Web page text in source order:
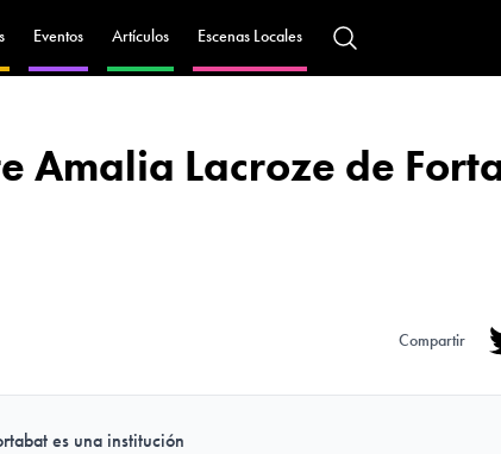
Eventos Artículos Escenas Locales
Amalia Lacroze de
Compartir
es una institución